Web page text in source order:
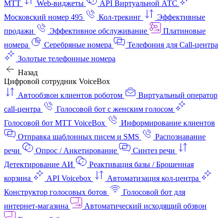
МТТ Web-виджеты
API Виртуальной АТС
Московский номер 495
Кол-трекинг
Эффективные
продажи
Эффективное обслуживание
Платиновые
номера
Серебряные номера
Телефония для Call-центра
Золотые телефонные номера
Назад
Цифровой сотрудник VoiceBox
Автообзвон клиентов роботом
Виртуальный оператор
call-центра
Голосовой бот с женским голосом
Голосовой бот МТТ VoiceBox
Информирование клиентов
Отправка шаблонных писем и SMS
Распознавание
речи
Опрос / Анкетирование
Синтез речи
Детектирование АИ
Реактивация базы / Брошенная
корзина
API Voicebox
Автоматизация кол‑центра
Конструктор голосовых ботов
Голосовой бот для
интернет‑магазина
Автоматический исходящий обзвон